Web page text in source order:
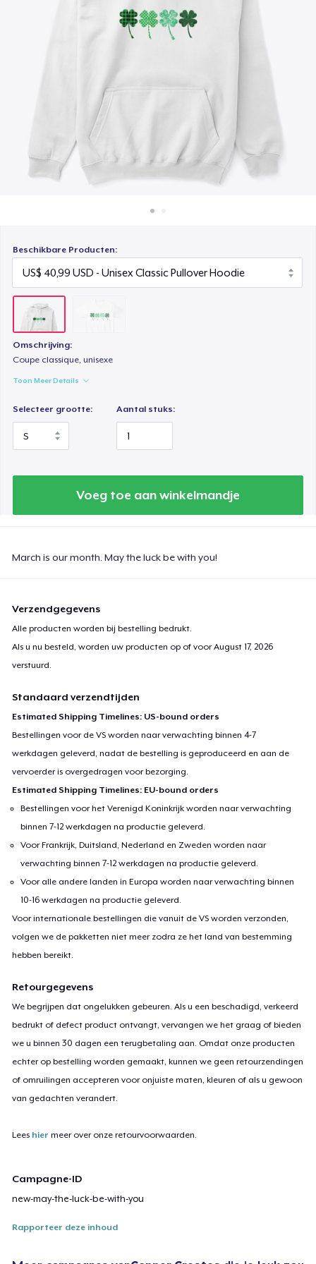
Verkoop overal
Beschikbare Producten:
Omschrijving:
Coupe classique, unisexe
Toon Meer Details
Selecteer grootte: Aantal stuks:
Voeg toe aan winkelmandje
March is our month. May the luck be with you!
Verzendgegevens
Alle producten worden bij bestelling bedrukt.
Als u nu besteld, worden uw producten op of voorAugust 17, 2026
verstuurd.
Standaard verzendtijden
Estimated Shipping Timelines: US-bound orders
Bestellingen voor de VS worden naar verwachting binnen 4-7
werkdagen geleverd, nadat de bestelling is geproduceerd en aan de
vervoerder is overgedragen voor bezorging.
Estimated Shipping Timelines: EU-bound orders
Bestellingen voor het Verenigd Koninkrijk worden naar verwachting
binnen 7-12 werkdagen na productie geleverd.
Voor Frankrijk, Duitsland, Nederland en Zweden worden naar
verwachting binnen 7-12 werkdagen na productie geleverd.
Voor alle andere landen in Europa worden naar verwachting binnen
10-16 werkdagen na productie geleverd.
Voor internationale bestellingen die vanuit de VS worden verzonden,
volgen we de pakketten niet meer zodra ze het land van bestemming
hebben bereikt.
Retourgegevens
We begrijpen dat ongelukken gebeuren. Als u een beschadigd, verkeerd
bedrukt of defect product ontvangt, vervangen we het graag of bieden
we u binnen 30 dagen een terugbetaling aan. Omdat onze producten
echter op bestelling worden gemaakt, kunnen we geen retourzendingen
of omruilingen accepteren voor onjuiste maten, kleuren of als u gewoon
van gedachten verandert.
Lees hier meer over onze retourvoorwaarden.
Campagne-ID
new-may-the-luck-be-with-you
Rapporteer deze inhoud